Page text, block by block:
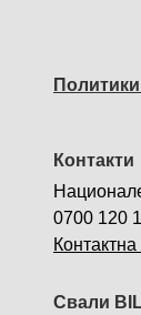
Контакти
0700 120
Свали